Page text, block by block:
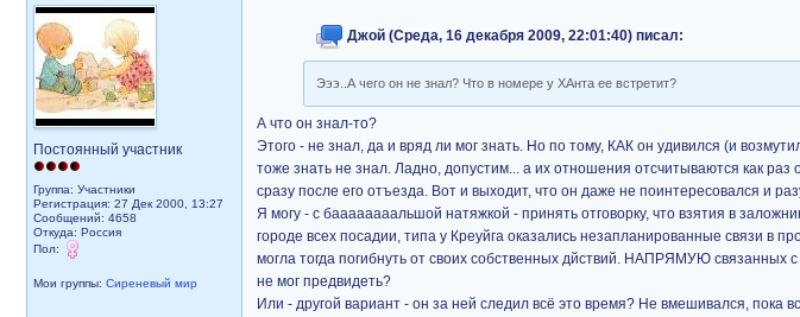
Постоянный участник
Группа: Участники
Регистрация: 27 Дек 2000, 13:27
Сообщений: 4658
Откуда: Россия
Пол:
Мои группы: Сиреневый мир
Джой (Среда, 16 декабря 2009, 22:01:40) писал:
Эээ..А чего он не знал? Что в номере у ХАнта ее встретит?
А что он знал-то?
Этого - не знал, да и вряд ли мог знать. Но по тому, КАК он удивился (и
тоже знать не знал. Ладно, допустим... а их отношения отсчитываются как раз
сразу после его отъезда. Вот и выходит, что он даже не поинтересовался и
Я могу - с баааааааальшой натяжкой - принять отговорку, что взятия в
городе всех посадии, типа у Креуйга оказались незапланированные связи в
могла тогда погибнуть от своих собственных дйствий. НАПРЯМУЮ
не мог предвидеть?
Или - другой вариант - он за ней следил всё это время? Не вмешивался, пока